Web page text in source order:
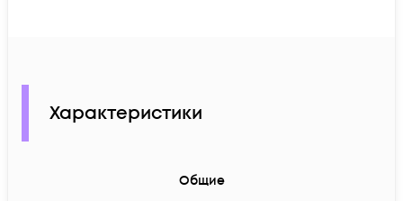
Характеристики
Общие